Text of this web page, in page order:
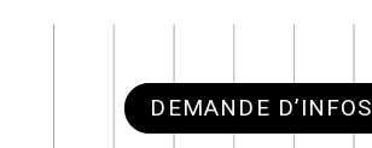
DEMANDE D’INFOS